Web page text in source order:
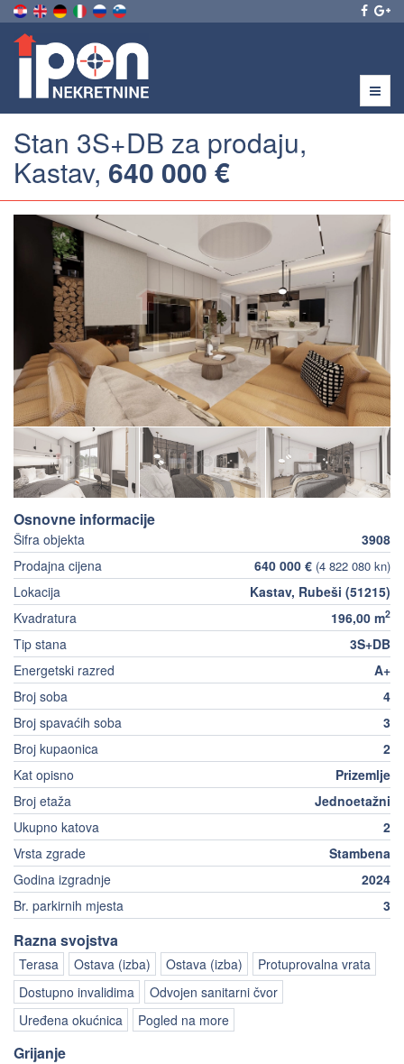
Menu
Stan 3S+DB za prodaju,
Kastav, 640 000 €
Osnovne informacije
Šifra objekta
3908
Prodajna cijena
640 000 € (4 822 080 kn)
Lokacija
Kastav, Rubeši (51215)
Kvadratura
196,00 m2
Tip stana
3S+DB
Energetski razred
A+
Broj soba
4
Broj spavaćih soba
3
Broj kupaonica
2
Kat opisno
Prizemlje
Broj etaža
Jednoetažni
Ukupno katova
2
Vrsta zgrade
Stambena
Godina izgradnje
2024
Br. parkirnih mjesta
3
Razna svojstva
Terasa Ostava (izba) Ostava (izba)
Protuprovalna vrata
Dostupno invalidima
Odvojen sanitarni čvor
Uređena okućnica
Pogled na more
Grijanje